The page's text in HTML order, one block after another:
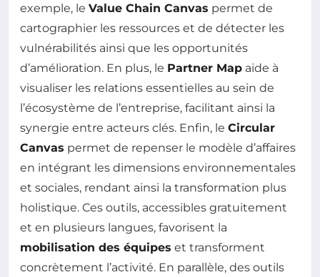
exemple, le Value Chain Canvas permet de
cartographier les ressources et de détecter les
vulnérabilités ainsi que les opportunités
d’amélioration. En plus, le Partner Map aide à
visualiser les relations essentielles au sein de
l’écosystème de l’entreprise, facilitant ainsi la
synergie entre acteurs clés. Enfin, le Circular
Canvas permet de repenser le modèle d’affaires
en intégrant les dimensions environnementales
et sociales, rendant ainsi la transformation plus
holistique. Ces outils, accessibles gratuitement
et en plusieurs langues, favorisent la
mobilisation des équipes et transforment
concrètement l’activité. En parallèle, des outils